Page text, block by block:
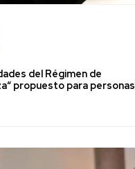
del Régimen de
propuesto para personas